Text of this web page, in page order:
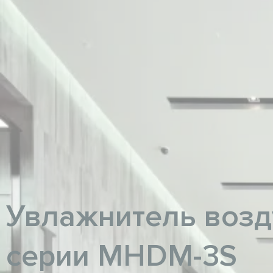
Увлажнитель
серии MHDM-3S